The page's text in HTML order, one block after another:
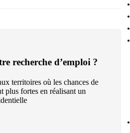
recherche d’emploi ?
territoires où les chances de
plus fortes en réalisant un